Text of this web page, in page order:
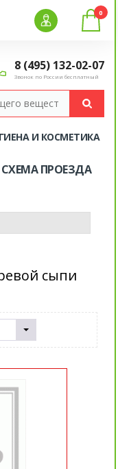
8 (495) 132-02-07
Звонок по России бесплатный
0
И КОСМЕТИКА
СХЕМА ПРОЕЗДА
сыпи